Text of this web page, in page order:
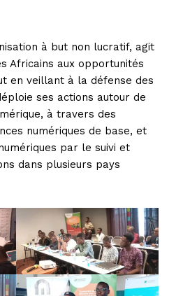
à but non lucratif, agit
Africains aux opportunités
en veillant à la défense des
ses actions autour de
à travers des
numériques de base, et
par le suivi et
dans plusieurs pays